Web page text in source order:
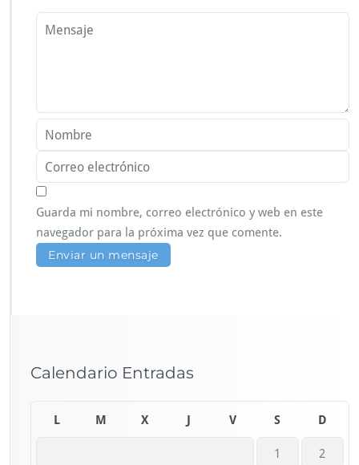
Guarda mi nombre, correo electrónico y web en este
navegador para la próxima vez que comente.
Calendario Entradas
L M X V S D
1 2